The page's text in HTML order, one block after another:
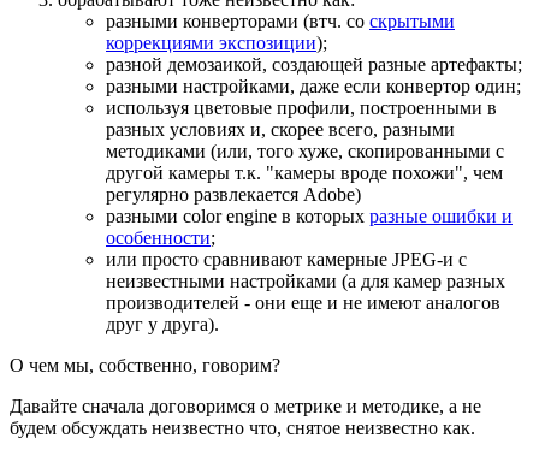
разными конверторами (втч. со скрытыми
коррекциями экспозиции);
разной демозаикой, создающей разные артефакты;
разными настройками, даже если конвертор один;
используя цветовые профили, построенными в
разных условиях и, скорее всего, разными
методиками (или, того хуже, скопированными с
другой камеры т.к. "камеры вроде похожи", чем
регулярно развлекается Adobe)
разными color engine в которых разные ошибки и
особенности;
или просто сравнивают камерные JPEG-и с
неизвестными настройками (а для камер разных
производителей - они еще и не имеют аналогов
друг у друга).
О чем мы, собственно, говорим?
Давайте сначала договоримся о метрике и методике, а не
будем обсуждать неизвестно что, снятое неизвестно как.